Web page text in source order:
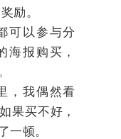
励。
可以参与分
海报购买，
，我偶然看
果买不好，
一顿。